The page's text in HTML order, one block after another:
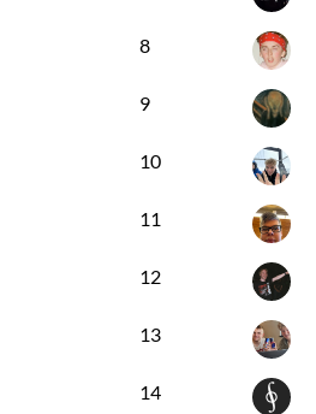
8
9
10
11
12
13
14